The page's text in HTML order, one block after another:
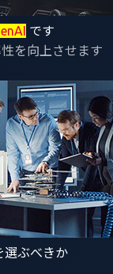
です
を向上させます
選ぶべきか
ク低減と市場
都新宿区、代表取
ーであるエレクト
レクトロビット
、自動車メーカ
とリスク低減を実
ーは、SDV時代の
は「事前検証済